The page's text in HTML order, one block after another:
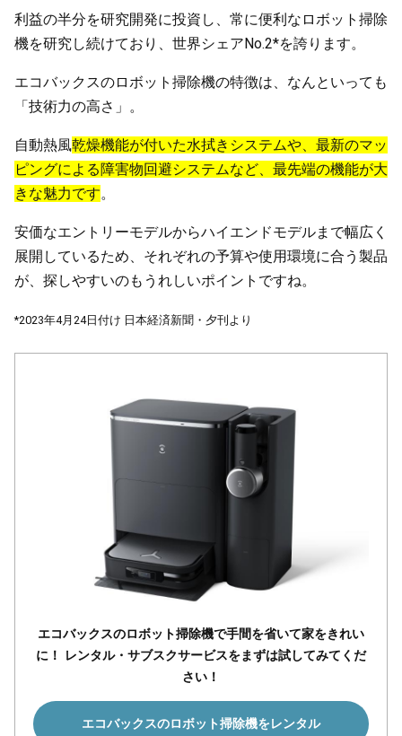
利益の半分を研究開発に投資し、常に便利なロボット掃除
機を研究し続けており、世界シェアNo.2*を誇ります。
エコバックスのロボット掃除機の特徴は、なんといっても
「技術力の高さ」。
自動熱風乾燥機能が付いた水拭きシステムや、最新のマッ
ピングによる障害物回避システムなど、最先端の機能が大
きな魅力です。
安価なエントリーモデルからハイエンドモデルまで幅広く
展開しているため、それぞれの予算や使用環境に合う製品
が、探しやすいのもうれしいポイントですね。
*2023年4月24日付け 日本経済新聞・夕刊より
エコバックスのロボット掃除機で手間を省いて家をきれい
に！ レンタル・サブスクサービスをまずは試してみてくだ
さい！
エコバックスのロボット掃除機をレンタル